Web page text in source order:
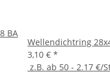
BA
Wellendichtring
3,10 € *
z.B. ab 50 - 2.17 €/